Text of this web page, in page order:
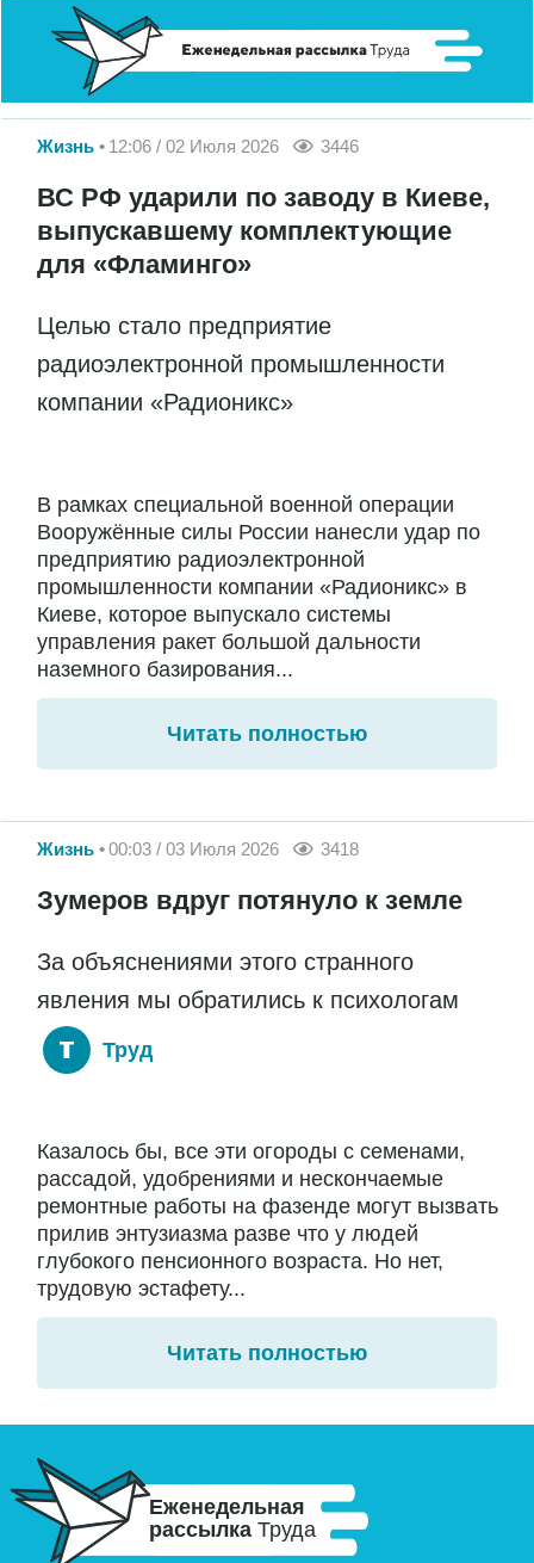
Жизнь 12:06 / 02 Июля 2026 3446
ВС РФ ударили по заводу в Киеве,
выпускавшему комплектующие
для «Фламинго»
Целью стало предприятие
радиоэлектронной промышленности
компании «Радионикс»
В рамках специальной военной операции
Вооружённые силы России нанесли удар по
предприятию радиоэлектронной
промышленности компании «Радионикс» в
Киеве, которое выпускало системы
управления ракет большой дальности
наземного базирования...
Читать полностью
Жизнь 00:03 / 03 Июля 2026 3418
Зумеров вдруг потянуло к земле
За объяснениями этого странного
явления мы обратились к психологам
Труд
Казалось бы, все эти огороды с семенами,
рассадой, удобрениями и нескончаемые
ремонтные работы на фазенде могут вызвать
прилив энтузиазма разве что у людей
глубокого пенсионного возраста. Но нет,
трудовую эстафету...
Читать полностью
Еженедельная
рассылка Труда